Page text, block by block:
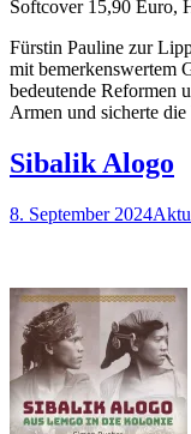
Softcover 15,90 Euro,
Fürstin Pauline zur
mit bemerkenswertem
bedeutende Reformen
Armen und sicherte
Sibalik Alogo
8. September 2024